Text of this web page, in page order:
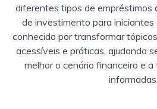
diferentes tipos de empréstimos
de investimento para iniciantes
conhecido por transformar
acessíveis e práticas, ajudando
melhor o cenário financeiro e
informadas.